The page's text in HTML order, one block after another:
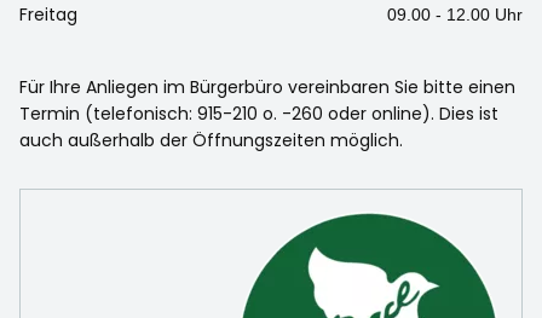
Freitag 09.00 - 12.00 Uhr
Für Ihre Anliegen im Bürgerbüro vereinbaren Sie bitte einen
Termin (telefonisch: 915-210 o. -260 oder online). Dies ist
auch außerhalb der Öffnungszeiten möglich.